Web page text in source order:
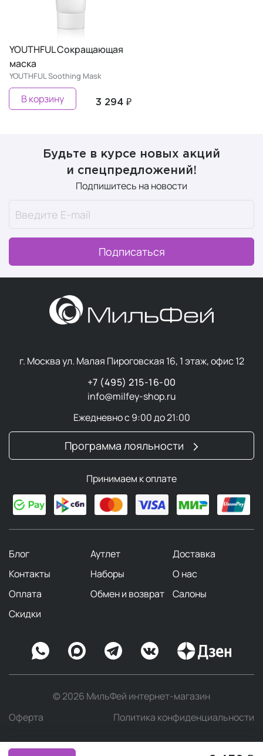
YOUTHFUL Сокращающая
маска
YOUTHFUL Soothing Mask
3 294 ₽
В корзину
Будьте в курсе новых акций
и спецпредложений!
Подпишитесь на новости
Подписаться
г. Москва ул. Малая Пироговская 16, 1 этаж, офис 12
+7 (495) 215-16-00
info@milfey-shop.ru
Ежедневно с 9:00 до 21:00
Программа лояльности
Принимаем к оплате
Блог Аутлет
Доставка
Контакты
Наборы
О нас
Оплата
Обмен и возврат
Салоны
Скидки
© 2026 МильФей интернет-магазин
Оферта
Политика конфиденциальности